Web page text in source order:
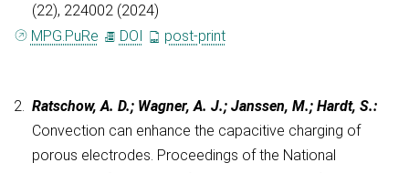
(22), 224002 (2024)
MPG.PuRe
DOI post-print
2. Ratschow, A. D.; Wagner, A. J.; Janssen, M.; Hardt, S.:
Convection can enhance the capacitive charging of
porous electrodes. Proceedings of the National